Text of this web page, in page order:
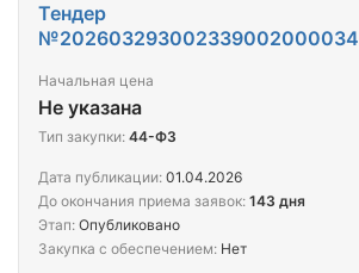
Тендер
№202603293002339002000034
Начальная цена
Не указана
Тип закупки: 44-ФЗ
Дата публикации: 01.04.2026
До окончания приема заявок: 143 дня
Этап: Опубликовано
Закупка с обеспечением: Нет